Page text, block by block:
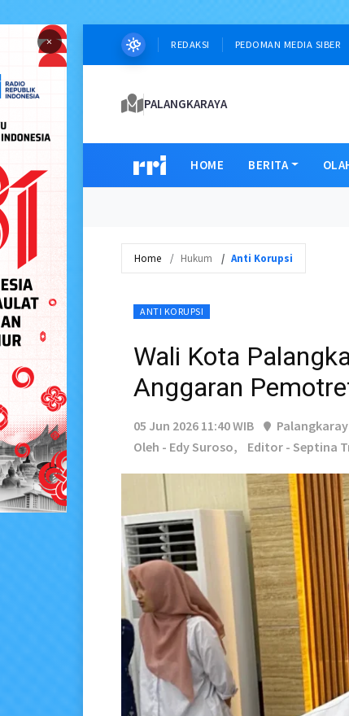
× REDAKSI PEDOMAN MEDIA SIBER
PALANGKARAYA
HOME BERITA
Home Hukum Anti Korupsi
ANTI KORUPSI
Wali Kota
Anggaran
05 Jun 2026 11:40 WIB
Oleh - Edy Suroso,
Editor - Septina